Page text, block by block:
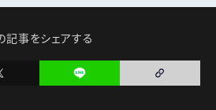
記事をシェアする